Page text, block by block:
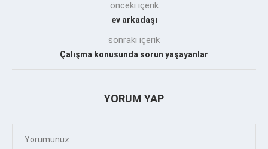
önceki içerik
ev arkadaşı
sonraki içerik
Çalışma konusunda sorun yaşayanlar
YORUM YAP